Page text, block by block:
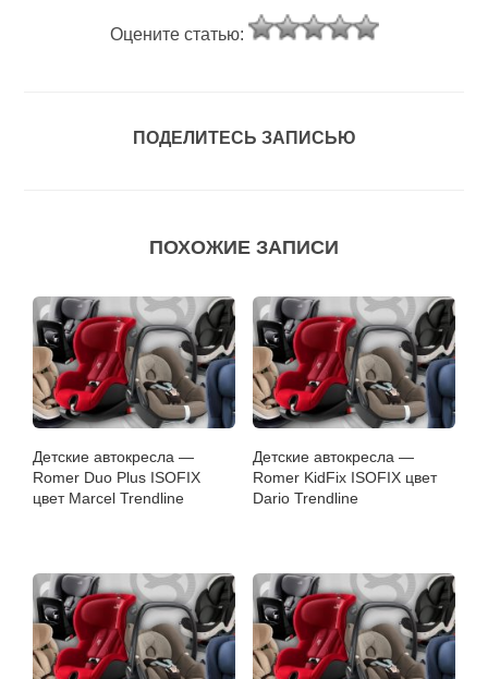
Оцените статью:
ПОДЕЛИТЕСЬ ЗАПИСЬЮ
ПОХОЖИЕ ЗАПИСИ
Детские автокресла —
Romer Duo Plus ISOFIX
цвет Marcel Trendline
Детские автокресла —
Romer KidFix ISOFIX цвет
Dario Trendline